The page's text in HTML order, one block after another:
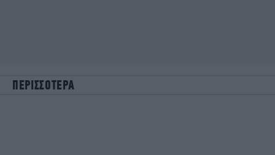
ΠΕΡΙΣΣΟΤΕΡΑ